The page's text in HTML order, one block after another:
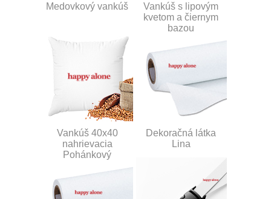
Medovkový vankúš
Vankúš s lipovým
kvetom a čiernym
bazou
Vankúš 40x40
nahrievacia
Pohánkový
Dekoračná látka
Lina